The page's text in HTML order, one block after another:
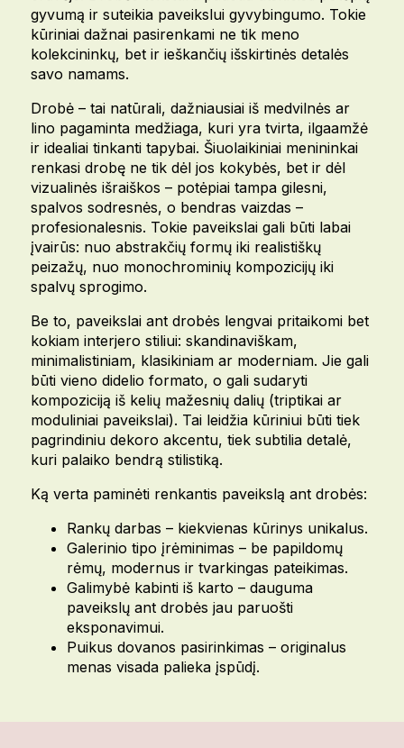
gyvumą ir suteikia paveikslui gyvybingumo. Tokie
kūriniai dažnai pasirenkami ne tik meno
kolekcininkų, bet ir ieškančių išskirtinės detalės
savo namams.
Drobė – tai natūrali, dažniausiai iš medvilnės ar
lino pagaminta medžiaga, kuri yra tvirta, ilgaamžė
ir idealiai tinkanti tapybai. Šiuolaikiniai menininkai
renkasi drobę ne tik dėl jos kokybės, bet ir dėl
vizualinės išraiškos – potėpiai tampa gilesni,
spalvos sodresnės, o bendras vaizdas –
profesionalesnis. Tokie paveikslai gali būti labai
įvairūs: nuo abstrakčių formų iki realistiškų
peizažų, nuo monochrominių kompozicijų iki
spalvų sprogimo.
Be to, paveikslai ant drobės lengvai pritaikomi bet
kokiam interjero stiliui: skandinaviškam,
minimalistiniam, klasikiniam ar moderniam. Jie gali
būti vieno didelio formato, o gali sudaryti
kompoziciją iš kelių mažesnių dalių (triptikai ar
moduliniai paveikslai). Tai leidžia kūriniui būti tiek
pagrindiniu dekoro akcentu, tiek subtilia detalė,
kuri palaiko bendrą stilistiką.
Ką verta paminėti renkantis paveikslą ant drobės:
Rankų darbas – kiekvienas kūrinys unikalus.
Galerinio tipo įrėminimas – be papildomų
rėmų, modernus ir tvarkingas pateikimas.
Galimybė kabinti iš karto – dauguma
paveikslų ant drobės jau paruošti
eksponavimui.
Puikus dovanos pasirinkimas – originalus
menas visada palieka įspūdį.